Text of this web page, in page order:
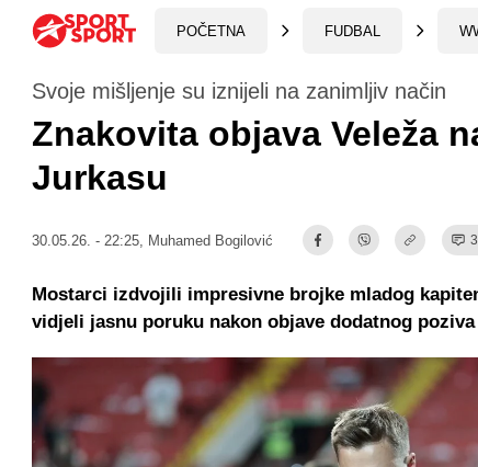
POČETNA FUDBAL
Svoje mišljenje su iznijeli na zanimljiv način
Znakovita objava Veleža
Jurkasu
30.05.26. - 22:25, Muhamed Bogilović
Mostarci izdvojili impresivne brojke mladog
vidjeli jasnu poruku nakon objave dodatnog